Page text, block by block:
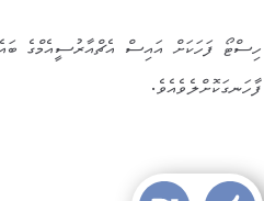
ހިސްޓޯ ފަހަކަށް އައިސް އެޗްއާރުސީއެމްގެ
ފާހަނގަކޮށްލެވެއެވެ.